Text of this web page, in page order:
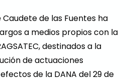
de las Fuentes ha
a medios propios con la
destinados a la
de actuaciones
de la DANA del 29 de